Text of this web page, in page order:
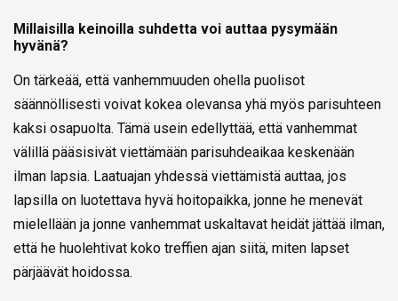
Millaisilla keinoilla suhdetta voi auttaa pysymään
hyvänä?
On tärkeää, että vanhemmuuden ohella puolisot
säännöllisesti voivat kokea olevansa yhä myös parisuhteen
kaksi osapuolta. Tämä usein edellyttää, että vanhemmat
välillä pääsisivät viettämään parisuhdeaikaa keskenään
ilman lapsia. Laatuajan yhdessä viettämistä auttaa, jos
lapsilla on luotettava hyvä hoitopaikka, jonne he menevät
mielellään ja jonne vanhemmat uskaltavat heidät jättää ilman,
että he huolehtivat koko treffien ajan siitä, miten lapset
pärjäävät hoidossa.